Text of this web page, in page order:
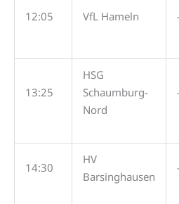
12:05 VfL Hameln
13:25
HSG
Schaumburg-
Nord
14:30
HV
Barsinghausen